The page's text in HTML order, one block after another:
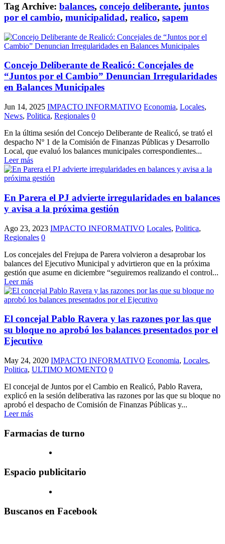
Tag Archive: balances, concejo deliberante, juntos
por el cambio, municipalidad, realico, sapem
Concejo Deliberante de Realicó: Concejales de
“Juntos por el Cambio” Denuncian Irregularidades
en Balances Municipales
Jun 14, 2025 IMPACTO INFORMATIVO Economia, Locales,
News, Politica, Regionales 0
En la última sesión del Concejo Deliberante de Realicó, se trató el
despacho Nº 1 de la Comisión de Finanzas Públicas y Desarrollo
Local, que evaluó los balances municipales correspondientes...
Leer más
En Parera el PJ advierte irregularidades en balances
y avisa a la próxima gestión
Ago 23, 2023 IMPACTO INFORMATIVO Locales, Politica,
Regionales 0
Los concejales del Frejupa de Parera volvieron a desaprobar los
balances del Ejecutivo Municipal y advirtieron que en la próxima
gestión que asume en diciembre “seguiremos realizando el control...
Leer más
El concejal Pablo Ravera y las razones por las que
su bloque no aprobó los balances presentados por el
Ejecutivo
May 24, 2020 IMPACTO INFORMATIVO Economia, Locales,
Politica, ULTIMO MOMENTO 0
El concejal de Juntos por el Cambio en Realicó, Pablo Ravera,
explicó en la sesión deliberativa las razones por las que su bloque no
aprobó el despacho de Comisión de Finanzas Públicas y...
Leer más
Farmacias de turno
Espacio publicitario
Buscanos en Facebook